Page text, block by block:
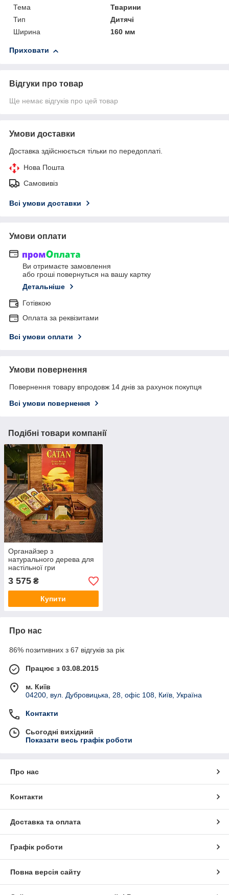
Тема
Тварини
Тип
Дитячі
Ширина
160 мм
Приховати
Відгуки про товар
Ще немає відгуків про цей товар
Умови доставки
Доставка здійснюється тільки по передоплаті.
Нова Пошта
Самовивіз
Всі умови доставки
Умови оплати
Ви отримаєте замовлення
або гроші повернуться на вашу картку
Детальніше
Готівкою
Оплата за реквізитами
Всі умови оплати
Умови повернення
Повернення товару впродовж 14 днів за рахунок покупця
Всі умови повернення
Подібні товари компанії
Органайзер з
натурального дерева для
настільної гри
Колонізатори (Settlers of
Catan)
3 575 ₴
Купити
Про нас
86% позитивних з 67 відгуків за рік
Працює з 03.08.2015
м. Київ
04200, вул. Дубровицька, 28, офіс 108, Київ, Україна
Контакти
Сьогодні вихідний
Показати весь графік роботи
Про нас
Контакти
Доставка та оплата
Графік роботи
Повна версія сайту